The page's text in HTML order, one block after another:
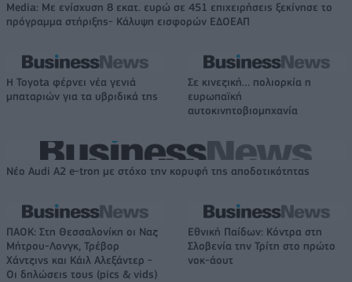
Media: Με ενίσχυση 8 εκατ. ευρώ σε 451 επιχειρήσεις ξεκίνησε το
πρόγραμμα στήριξης- Κάλυψη εισφορών ΕΔΟΕΑΠ
Η Toyota φέρνει νέα γενιά
μπαταριών για τα υβριδικά της
Σε κινεζική… πολιορκία η
ευρωπαϊκή
αυτοκινητοβιομηχανία
Νέο Audi A2 e-tron με στόχο την κορυφή της αποδοτικότητας
ΠΑΟΚ: Στη Θεσσαλονίκη οι Ναζ
Μήτρου-Λονγκ, Τρέβορ
Χάντζινς και Κάιλ Αλεξάντερ -
Οι δηλώσεις τους (pics & vids)
Εθνική Παίδων: Κόντρα στη
Σλοβενία την Τρίτη στο πρώτο
νοκ-άουτ